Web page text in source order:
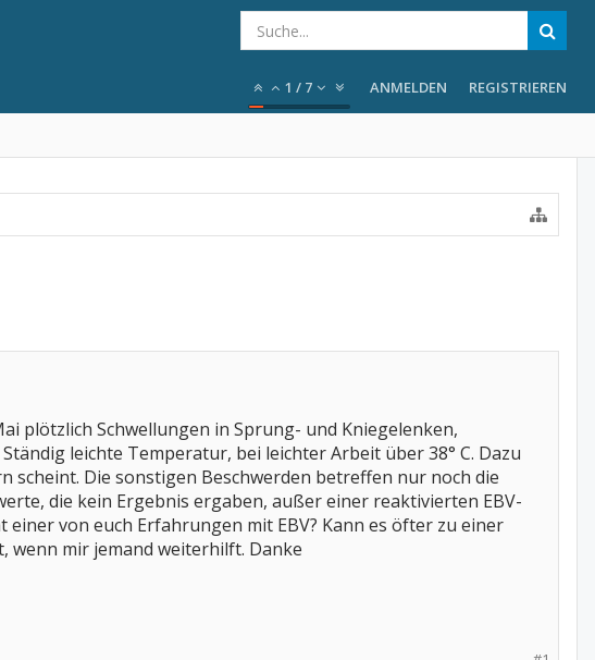
1 / 7 ANMELDEN REGISTRIEREN
plötzlich Schwellungen in Sprung- und Kniegelenken,
leichte Temperatur, bei leichter Arbeit über 38° C. Dazu
scheint. Die sonstigen Beschwerden betreffen nur noch die
die kein Ergebnis ergaben, außer einer reaktivierten EBV-
einer von euch Erfahrungen mit EBV? Kann es öfter zu einer
wenn mir jemand weiterhilft. Danke